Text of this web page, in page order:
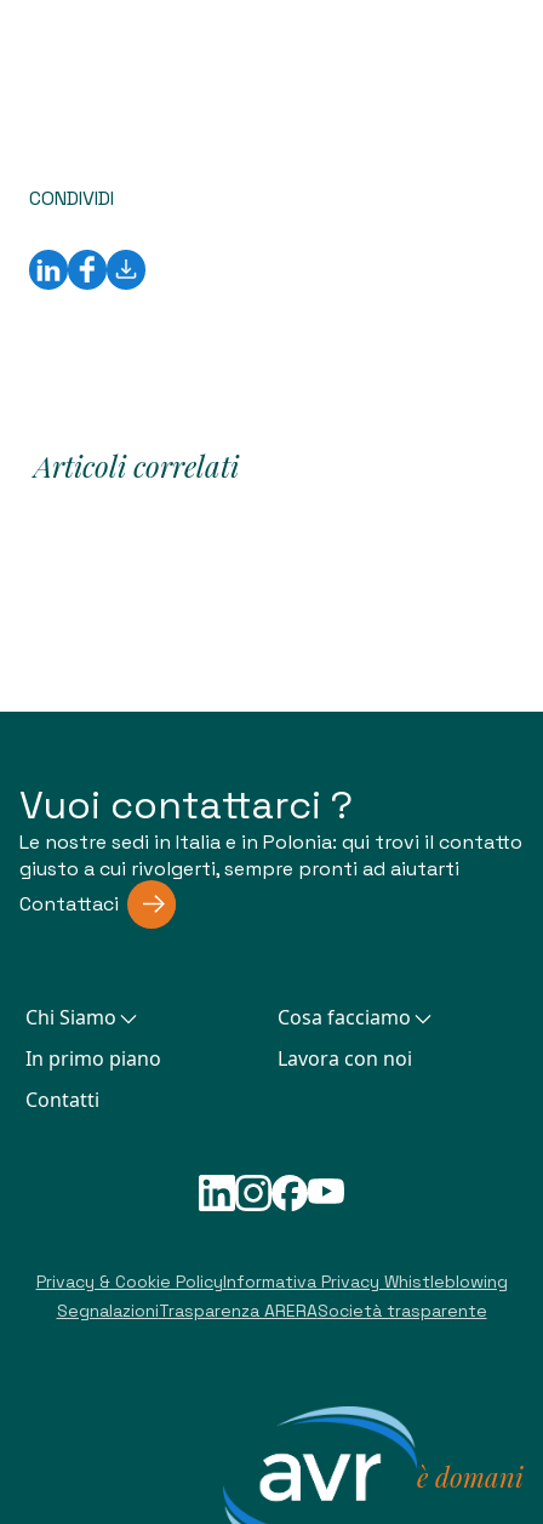
CONDIVIDI
Articoli correlati
Vuoi contattarci ?
Le nostre sedi in Italia e in Polonia: qui trovi il contatto
giusto a cui rivolgerti, sempre pronti ad aiutarti
Contattaci
Chi Siamo
In primo piano
Contatti
Cosa facciamo
Lavora con noi
Privacy & Cookie PolicyInformativa Privacy Whistleblowing
SegnalazioniTrasparenza ARERASocietà trasparente
è domani